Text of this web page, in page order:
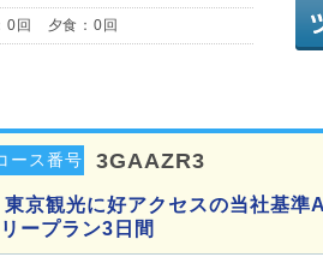
0回 夕食：0回
ース番号 3GAAZR3
京観光に好アクセスの当社基準
ープラン3日間